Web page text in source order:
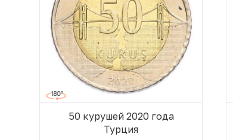
50 курушей 2020 года
Турция